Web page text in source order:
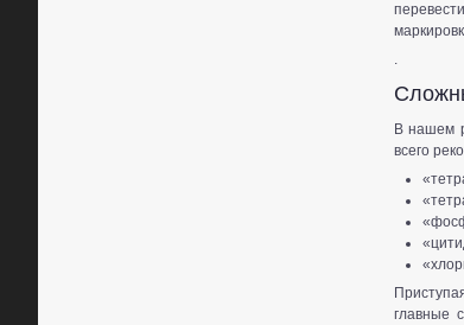
.
В нашем
всего
главные